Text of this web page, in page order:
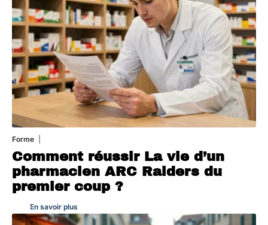
Forme
Comment réussir La vie d’un
pharmacien ARC Raiders du
premier coup ?
En savoir plus